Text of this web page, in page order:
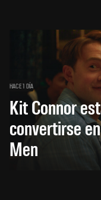
HACE 1 DÍA
Kit Connor
convertirse
Men